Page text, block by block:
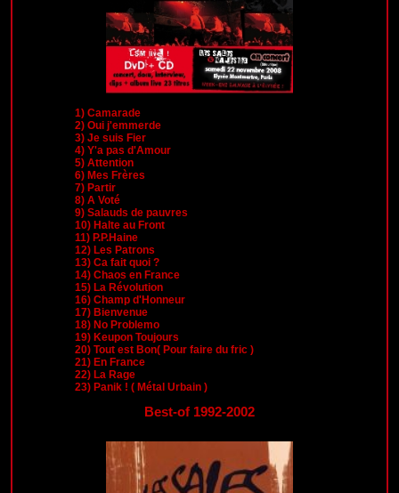
1) Camarade
2) Oui j'emmerde
3) Je suis Fier
4) Y'a pas d'Amour
5) Attention
6) Mes Frères
7) Partir
8) A Voté
9) Salauds de pauvres
10) Halte au Front
11) P.P.Haine
12) Les Patrons
13) Ca fait quoi ?
14) Chaos en France
15) La Révolution
16) Champ d'Honneur
17) Bienvenue
18) No Problemo
19) Keupon Toujours
20) Tout est Bon( Pour faire du fric )
21) En France
22) La Rage
23) Panik ! ( Métal Urbain )
Best-of 1992-2002